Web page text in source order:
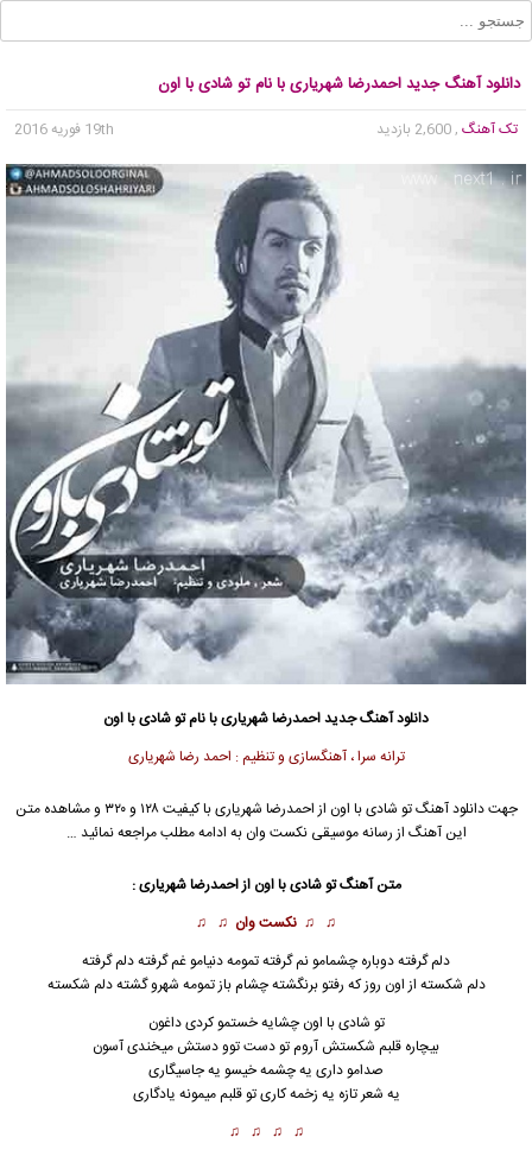
دانلود آهنگ جدید احمدرضا شهریاری با نام تو شادی با اون
تک آهنگ , 2,600 بازدید 19th فوریه 2016
دانلود آهنگ جدیداحمدرضا شهریاری با نام تو شادی با اون
ترانه سرا ، آهنگسازی و تنظیم : احمد رضا شهریاری
جهت دانلود آهنگ تو شادی با اون از احمدرضا شهریاری
با کیفیت ۱۲۸ و ۳۲۰ و مشاهده متن
این آهنگ از رسانه موسیقی نکست وان به ادامه مطلب مراجعه نمائید …
متن آهنگ تو شادی با اون از احمدرضا شهریاری :
♫ ♫ نکست وان ♫ ♫
دلم گرفته دوباره چشمامو نم گرفته تمومه دنیامو غم گرفته دلم گرفته
دلم شکسته از اون روز که رفتو برنگشته چشام باز تمومه شهرو گشته دلم شکسته
تو شادی با اون چشایه خستمو کردی داغون
بیچاره قلبم شکستش آروم تو دست توو دستش میخندی آسون
صدامو داری یه چشمه خیسو یه جاسیگاری
یه شعر تازه یه زخمه کاری تو قلبم میمونه یادگاری
♫ ♫ ♫ ♫